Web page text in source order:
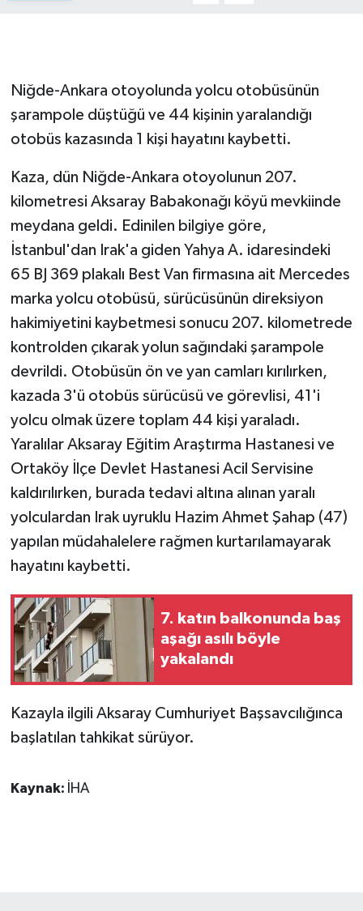
Niğde-Ankara otoyolunda yolcu otobüsünün
şarampole düştüğü ve 44 kişinin yaralandığı
otobüs kazasında 1 kişi hayatını kaybetti.
Kaza, dün Niğde-Ankara otoyolunun 207.
kilometresi Aksaray Babakonağı köyü mevkiinde
meydana geldi. Edinilen bilgiye göre,
İstanbul'dan Irak'a giden Yahya A. idaresindeki
65 BJ 369 plakalı Best Van firmasına ait Mercedes
marka yolcu otobüsü, sürücüsünün direksiyon
hakimiyetini kaybetmesi sonucu 207. kilometrede
kontrolden çıkarak yolun sağındaki şarampole
devrildi. Otobüsün ön ve yan camları kırılırken,
kazada 3'ü otobüs sürücüsü ve görevlisi, 41'i
yolcu olmak üzere toplam 44 kişi yaraladı.
Yaralılar Aksaray Eğitim Araştırma Hastanesi ve
Ortaköy İlçe Devlet Hastanesi Acil Servisine
kaldırılırken, burada tedavi altına alınan yaralı
yolculardan Irak uyruklu Hazim Ahmet Şahap (47)
yapılan müdahalelere rağmen kurtarılamayarak
hayatını kaybetti.
7. katın balkonunda baş
aşağı asılı böyle
yakalandı
Kazayla ilgili Aksaray Cumhuriyet Başsavcılığınca
başlatılan tahkikat sürüyor.
Kaynak: İHA
GENEL
HABERDE İNSAN
İNSAN
İş Dünyası
Jandarma
Kadın
KÜLTÜR SANAT
MAGAZİN
Otomobil
POLİTİKA
Sağlık
SİYASET
SPOR HABERLERİ